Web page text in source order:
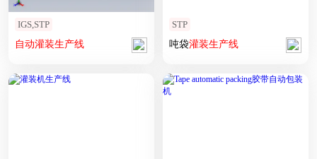
IGS,STP
自动灌装生产线
STP
吨袋灌装生产线